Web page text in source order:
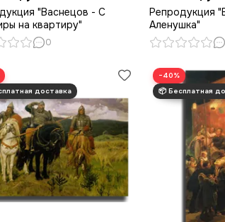
"Васнецов - С
на квартиру"
0
Репродукция
Аленушка"
−40%